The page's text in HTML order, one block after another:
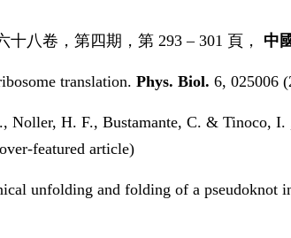
十八卷，第四期，第 293 – 301 頁， 中
translation. Phys. Biol. 6, 025006
Noller, H. F., Bustamante, C. & Tinoco,
featured article)
unfolding and folding of a pseudoknot